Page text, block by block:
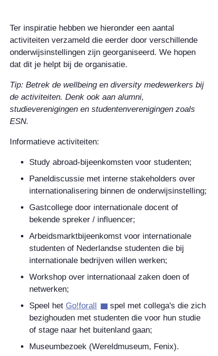
Ter inspiratie hebben we hieronder een aantal
activiteiten verzameld die eerder door verschillende
onderwijsinstellingen zijn georganiseerd. We hopen
dat dit je helpt bij de organisatie.
Tip: Betrek de wellbeing en diversity medewerkers bij
de activiteiten. Denk ook aan alumni,
studieverenigingen en studentenverenigingen zoals
ESN.
Informatieve activiteiten:
Study abroad-bijeenkomsten voor studenten;
Paneldiscussie met interne stakeholders over
internationalisering binnen de onderwijsinstelling;
Gastcollege door internationale docent of
bekende spreker / influencer;
Arbeidsmarktbijeenkomst voor internationale
studenten of Nederlandse studenten die bij
internationale bedrijven willen werken;
Workshop over internationaal zaken doen of
netwerken;
Speel het Go!forall
spel met collega's die zich
bezighouden met studenten die voor hun studie
of stage naar het buitenland gaan;
Museumbezoek (Wereldmuseum, Fenix).